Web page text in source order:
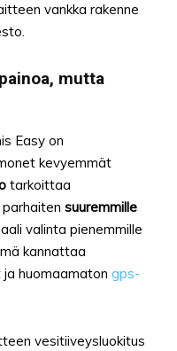
vankka rakenne
mutta
Easy on
kevyemmät
tarkoittaa
suuremmille
valinta pienemmille
kannattaa
ja huomaamaton gps-
vesitiiveysluokitus